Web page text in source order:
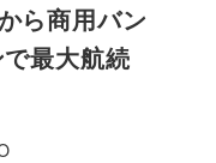
ら商用バン
最大航続